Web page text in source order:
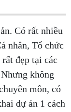
Có rất nhiều
nhân, Tổ chức
đẹp tại các
không
môn, có
dự án 1 cách